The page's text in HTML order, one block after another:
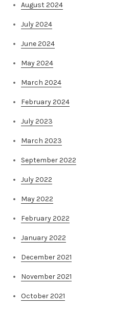
August 2024
July 2024
June 2024
May 2024
March 2024
February 2024
July 2023
March 2023
September 2022
July 2022
May 2022
February 2022
January 2022
December 2021
November 2021
October 2021